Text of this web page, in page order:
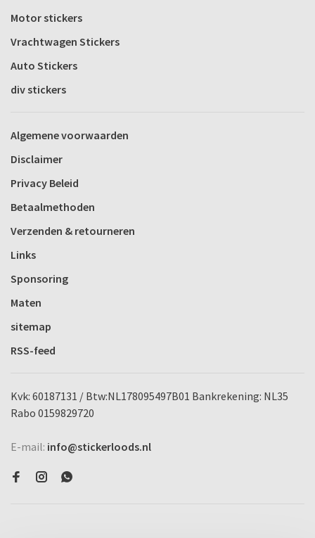
Motor stickers
Vrachtwagen Stickers
Auto Stickers
div stickers
Algemene voorwaarden
Disclaimer
Privacy Beleid
Betaalmethoden
Verzenden & retourneren
Links
Sponsoring
Maten
sitemap
RSS-feed
Kvk: 60187131 / Btw:NL178095497B01 Bankrekening: NL35
Rabo 0159829720
E-mail: info@stickerloods.nl